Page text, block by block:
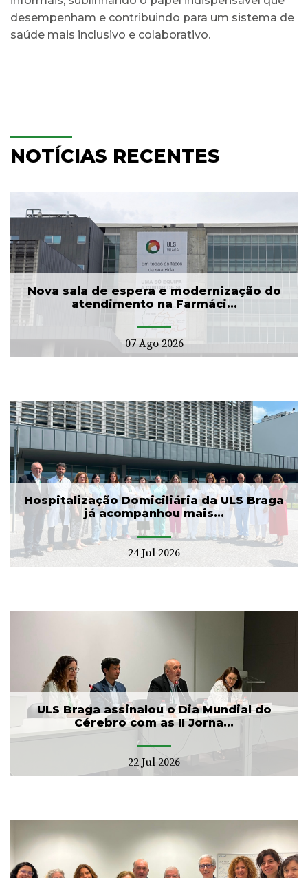
desempenham e contribuindo para um sistema de
saúde mais inclusivo e colaborativo.
NOTÍCIAS RECENTES
Nova sala de espera e modernização do
atendimento na Farmáci...
07 Ago 2026
Hospitalização Domiciliária da ULS Braga
já acompanhou mais...
24 Jul 2026
ULS Braga assinalou o Dia Mundial do
Cérebro com as II Jorna...
22 Jul 2026